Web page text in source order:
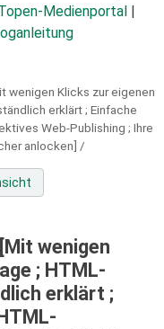
Medienportal
wenigen Klicks zur eigenen
erklärt ; Einfache
Web-Publishing ; Ihre
anlocken] /
wenigen
; HTML-
erklärt ;